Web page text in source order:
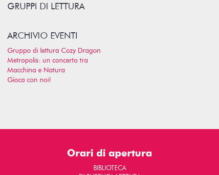
GRUPPI DI LETTURA
ARCHIVIO EVENTI
Gruppo di lettura Cozy Dragon
Metropolis: un concerto tra
Macchina e Natura
Gioca con noi!
Orari di apertura
BIBLIOTECA